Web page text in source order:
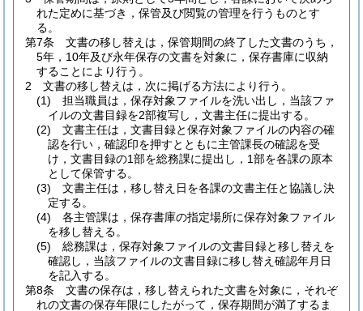
れた定めに基づき，保管及び閲覧の管理を行うものとす
る。
第7条
文書の移し替えは，保管期間の終了した文書のうち，
5年，10年及び永年保存の文書を対象に，保存書庫に収納
することにより行う。
2
文書の移し替えは，次に掲げる方法により行う。
(1)
担当職員は，保存対象ファイルを洗い出し，当該ファ
イルの文書目録を2部複写し，文書主任に提出する。
(2)
文書主任は，文書目録と保存対象ファイルの内容の確
認を行い，確認印を押すとともに主管課長の確認を受
け，文書目録の1部を総務課に提出し，1部を各課の原本
として保管する。
(3)
文書主任は，移し替え日を各課の文書主任と協議し決
定する。
(4)
各主管課は，保存書庫の指定場所に保存対象ファイル
を移し替える。
(5)
総務課は，保存対象ファイルの文書目録と移し替えを
確認し，当該ファイルの文書目録に移し替え確認年月日
を記入する。
第8条
文書の保存は，移し替えられた文書を対象に，それぞ
れの文書の保存年限にしたがって，保存期間が満了するま